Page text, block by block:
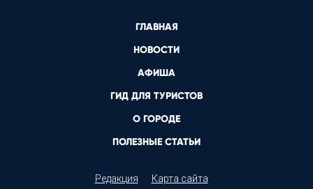
ГЛАВНАЯ
НОВОСТИ
АФИША
ГИД ДЛЯ ТУРИСТОВ
О ГОРОДЕ
ПОЛЕЗНЫЕ СТАТЬИ
Редакция Карта сайта